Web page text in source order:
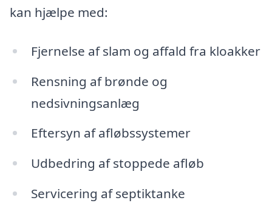
kan hjælpe med:
Fjernelse af slam og affald fra kloakker
Rensning af brønde og
nedsivningsanlæg
Eftersyn af afløbssystemer
Udbedring af stoppede afløb
Servicering af septiktanke